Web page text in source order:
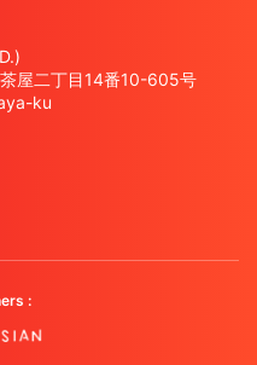
屋二丁目14番10-605号
ku
: